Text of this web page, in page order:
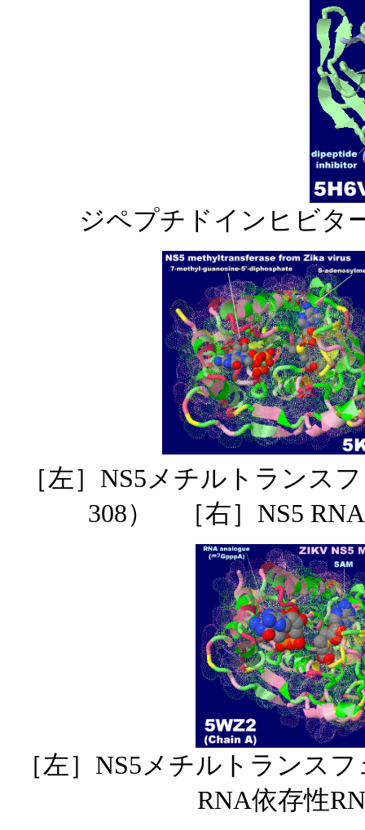
ジペプチドインヒビタ
［左］NS5メチルトランス
308） ［右］NS5
［左］NS5メチルトランス
RNA依存性